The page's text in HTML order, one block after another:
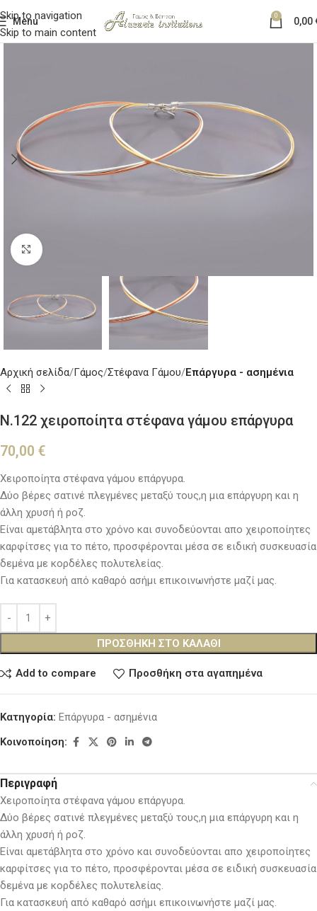
Skip to navigation
Skip to main content
Menu 0 0,00
Κλικ για μεγέθυνση
Αρχική σελίδα Γάμος Στέφανα Γάμου Επάργυρα - ασημένια
Ν.122 χειροποίητα στέφανα γάμου επάργυρα
70,00 €
Χειροποίητα στέφανα γάμου επάργυρα.
Δύο βέρες σατινέ πλεγμένες μεταξύ τους,η μια επάργυρη και η
άλλη χρυσή ή ροζ.
Είναι αμετάβλητα στο χρόνο και συνοδεύονται απο χειροποίητες
καρφίτσες για το πέτο, προσφέρονται μέσα σε ειδική συσκευασία
δεμένα με κορδέλες πολυτελείας.
Για κατασκευή από καθαρό ασήμι επικοινωνήστε μαζί μας.
ΠΡΟΣΘΉΚΗ ΣΤΟ ΚΑΛΆΘΙ
Add to compare Προσθήκη στα αγαπημένα
Κατηγορία: Επάργυρα - ασημένια
Κοινοποίηση:
Περιγραφή
Χειροποίητα στέφανα γάμου επάργυρα.
Δύο βέρες σατινέ πλεγμένες μεταξύ τους,η μια επάργυρη και η
άλλη χρυσή ή ροζ.
Είναι αμετάβλητα στο χρόνο και συνοδεύονται απο χειροποίητες
καρφίτσες για το πέτο, προσφέρονται μέσα σε ειδική συσκευασία
δεμένα με κορδέλες πολυτελείας.
Για κατασκευή από καθαρό ασήμι επικοινωνήστε μαζί μας.